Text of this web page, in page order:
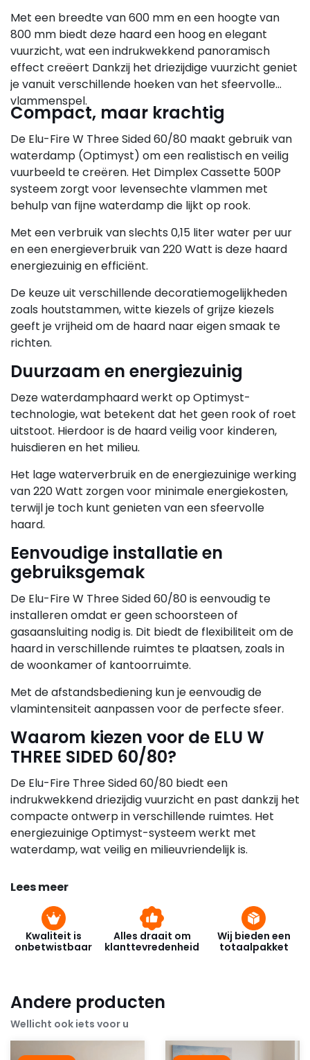
Met een breedte van 600 mm en een hoogte van
800 mm biedt deze haard een hoog en elegant
vuurzicht, wat een indrukwekkend panoramisch
effect creëert Dankzij het driezijdige vuurzicht geniet
je vanuit verschillende hoeken van het sfeervolle
vlammenspel.
Compact, maar krachtig
De Elu-Fire W Three Sided 60/80 maakt gebruik van
waterdamp (Optimyst) om een realistisch en veilig
vuurbeeld te creëren. Het Dimplex Cassette 500P
systeem zorgt voor levensechte vlammen met
behulp van fijne waterdamp die lijkt op rook.
Met een verbruik van slechts 0,15 liter water per uur
en een energieverbruik van 220 Watt is deze haard
energiezuinig en efficiënt.
De keuze uit verschillende decoratiemogelijkheden
zoals houtstammen, witte kiezels of grijze kiezels
geeft je vrijheid om de haard naar eigen smaak te
richten.
Duurzaam en energiezuinig
Deze waterdamphaard werkt op Optimyst-
technologie, wat betekent dat het geen rook of roet
uitstoot. Hierdoor is de haard veilig voor kinderen,
huisdieren en het milieu.
Het lage waterverbruik en de energiezuinige werking
van 220 Watt zorgen voor minimale energiekosten,
terwijl je toch kunt genieten van een sfeervolle
haard.
Eenvoudige installatie en
gebruiksgemak
De Elu-Fire W Three Sided 60/80 is eenvoudig te
installeren omdat er geen schoorsteen of
gasaansluiting nodig is. Dit biedt de flexibiliteit om de
haard in verschillende ruimtes te plaatsen, zoals in
de woonkamer of kantoorruimte.
Met de afstandsbediening kun je eenvoudig de
vlamintensiteit aanpassen voor de perfecte sfeer.
Waarom kiezen voor de ELU W
THREE SIDED 60/80?
De Elu-Fire Three Sided 60/80 biedt een
indrukwekkend driezijdig vuurzicht en past dankzij het
compacte ontwerp in verschillende ruimtes. Het
energiezuinige Optimyst-systeem werkt met
waterdamp, wat veilig en milieuvriendelijk is.
Lees meer
Kwaliteit is
onbetwistbaar
Alles draait om
klanttevredenheid
Wij bieden een
totaalpakket
Andere producten
Wellicht ook iets voor u